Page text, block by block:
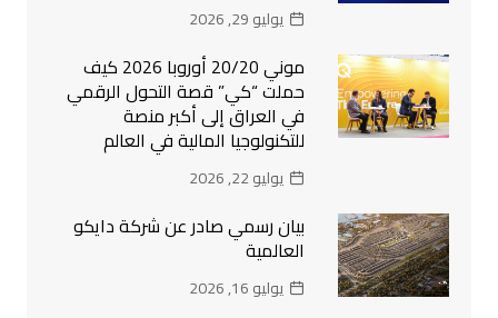
يوليو 29, 2026
موني 20/20 أوروبا 2026 كيف
حملت “كي” قصة التحول الرقمي
في العراق إلى أكبر منصة
للتكنولوجيا المالية في العالم
يوليو 22, 2026
بيان رسمي صادر عن شركة دايكو
العالمية
يوليو 16, 2026